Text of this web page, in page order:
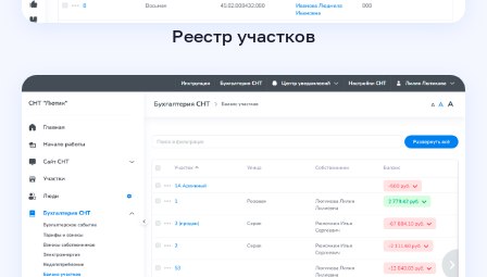
Реестр участков